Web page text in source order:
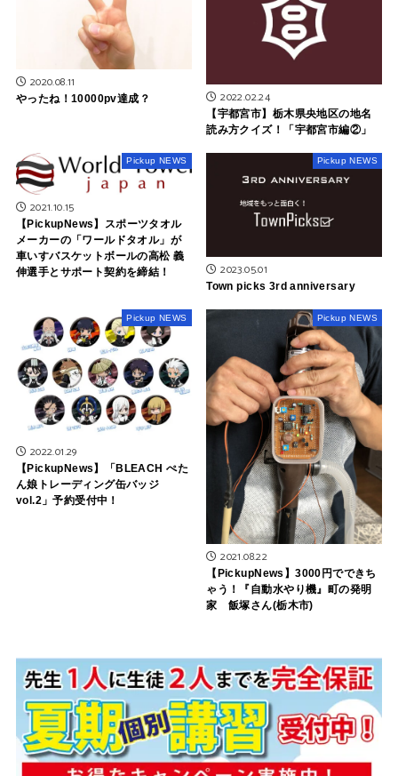
2020.08.11
やったね！10000pv達成？ 2022.02.24
【宇都宮市】栃木県央地区の地名
読み方クイズ！「宇都宮市編②」
Pickup NEWS
2021.10.15
【PickupNews】スポーツタオル
メーカーの「ワールドタオル」が
車いすバスケットボールの高松 義
伸選手とサポート契約を締結！
Pickup NEWS
2023.05.01
Town picks 3rd anniversary
Pickup NEWS
2022.01.29
【PickupNews】「BLEACH ぺた
ん娘トレーディング缶バッジ
vol.2」予約受付中！
Pickup NEWS
2021.08.22
【PickupNews】3000円でできち
ゃう！『自動水やり機』町の発明
家 飯塚さん(栃木市)